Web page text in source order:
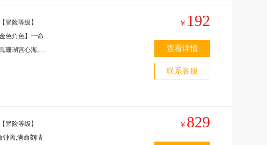
色角色】一命
,珊瑚宫心海,雷
武器】天空之
之钥,若水,息灾,
￥ 192
查看详情
联系客服
钟离,满命刻晴
￥ 829